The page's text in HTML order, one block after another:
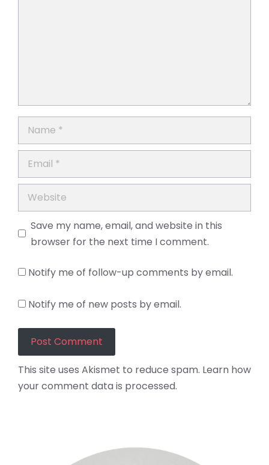
Name
Email
Website
Save my name, email, and website in this
browser for the next time I comment.
Notify me of follow-up comments by email.
Notify me of new posts by email.
This site uses Akismet to reduce spam. Learn how
your comment data is processed.